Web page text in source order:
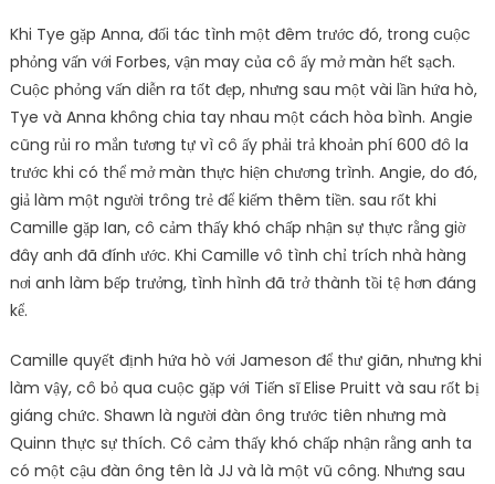
Khi Tye gặp Anna, đối tác tình một đêm trước đó, trong cuộc
phỏng vấn với Forbes, vận may của cô ấy mở màn hết sạch.
Cuộc phỏng vấn diễn ra tốt đẹp, nhưng sau một vài lần hứa hò,
Tye và Anna không chia tay nhau một cách hòa bình. Angie
cũng rủi ro mắn tương tự vì cô ấy phải trả khoản phí 600 đô la
trước khi có thể mở màn thực hiện chương trình. Angie, do đó,
giả làm một người trông trẻ để kiếm thêm tiền. sau rốt khi
Camille gặp Ian, cô cảm thấy khó chấp nhận sự thực rằng giờ
đây anh đã đính ước. Khi Camille vô tình chỉ trích nhà hàng
nơi anh làm bếp trưởng, tình hình đã trở thành tồi tệ hơn đáng
kể.
Camille quyết định hứa hò với Jameson để thư giãn, nhưng khi
làm vậy, cô bỏ qua cuộc gặp với Tiến sĩ Elise Pruitt và sau rốt bị
giáng chức. Shawn là người đàn ông trước tiên nhưng mà
Quinn thực sự thích. Cô cảm thấy khó chấp nhận rằng anh ta
có một cậu đàn ông tên là JJ và là một vũ công. Nhưng sau